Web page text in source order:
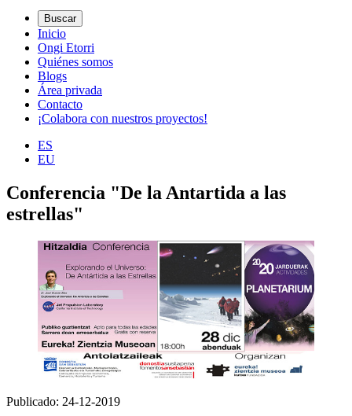
Buscar
Inicio
Ongi Etorri
Quiénes somos
Blogs
Área privada
Contacto
¡Colabora con nuestros proyectos!
ES
EU
Conferencia "De la Antartida a las
estrellas"
Publicado: 24-12-2019